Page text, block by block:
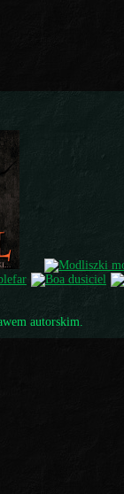
autorskim.